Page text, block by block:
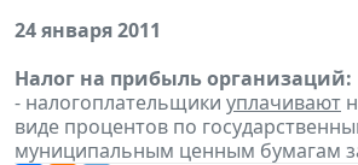
24 января 2011
Налог на прибыль организаций:
- налогоплательщики уплачивают
виде процентов по
муниципальным ценным бумагам